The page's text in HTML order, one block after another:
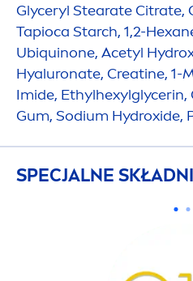
Glyceryl Stearate Citrate,
Tapioca Starch, 1,2-
Ubiquinone, Acetyl Hydro
Hyaluronate, Creatine, 1-
Imide,
Gum, Sodium Hydroxide,
SPECJALNE